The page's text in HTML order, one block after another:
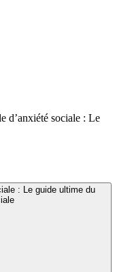
d’anxiété sociale : Le
: Le guide ultime du